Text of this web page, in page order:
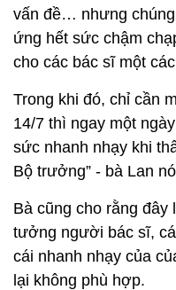
vấn đề… nhưng
ứng hết sức chậm
cho các bác sĩ một
Trong khi đó, chỉ cần
14/7 thì ngay một
sức nhanh nhạy khi
Bộ trưởng” - bà Lan
Bà cũng cho rằng đây
tưởng người bác sĩ,
cái nhanh nhạy của
lại không phù hợp.